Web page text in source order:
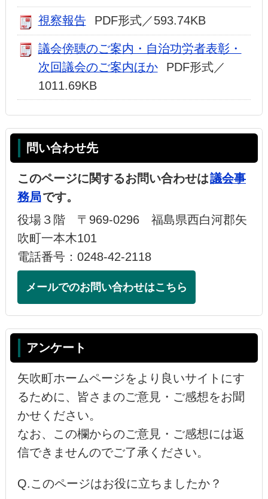
視察報告 PDF形式／593.74KB
議会傍聴のご案内・自治功労者表彰・
次回議会のご案内ほか
PDF形式／
1011.69KB
問い合わせ先
このページに関するお問い合わせは議会事
務局です。
役場３階 〒969-0296 福島県西白河郡矢
吹町一本木101
電話番号：0248-42-2118
メールでのお問い合わせはこちら
アンケート
矢吹町ホームページをより良いサイトにす
るために、皆さまのご意見・ご感想をお聞
かせください。
なお、この欄からのご意見・ご感想には返
信できませんのでご了承ください。
Q.このページはお役に立ちましたか？